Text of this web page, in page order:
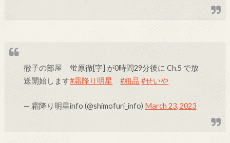
徹子の部屋 蛍原徹[字] が0時間29分後に Ch.5 で放
送開始します#霜降り明星 #粗品 #せいや
— 霜降り明星info (@shimofuri_info) March 23, 2023